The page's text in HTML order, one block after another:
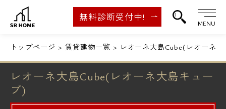
無料診断受付中!
MENU
トップページ 賃貸建物一覧 レオーネ大島Cube(レオーネ
レオーネ大島Cube(レオーネ大島キュー
ブ)